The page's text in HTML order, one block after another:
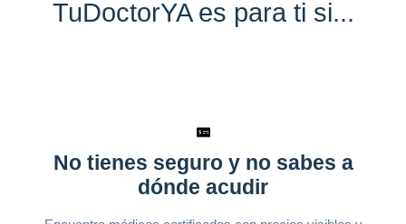
TuDoctorYA es para ti si...
No tienes seguro y no sabes a
dónde acudir